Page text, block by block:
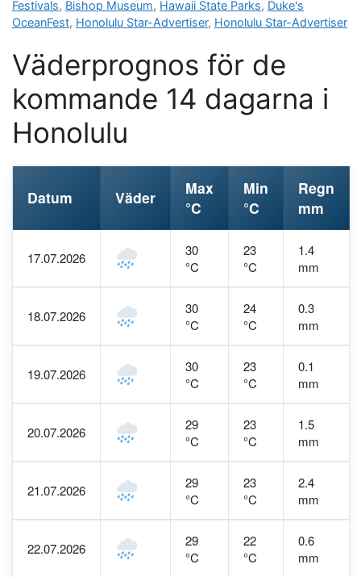
Festivals, Bishop Museum, Hawaii State Parks, Duke's
OceanFest, Honolulu Star-Advertiser, Honolulu Star-Advertiser
Väderprognos för de
kommande 14 dagarna i
Honolulu
Datum Väder
Max
°C
Min
°C
Regn
mm
17.07.2026
30
°C
23
°C
1.4
mm
18.07.2026
30
°C
24
°C
0.3
mm
19.07.2026
30
°C
23
°C
0.1
mm
20.07.2026
29
°C
23
°C
1.5
mm
21.07.2026
29
°C
23
°C
2.4
mm
22.07.2026
29
°C
22
°C
0.6
mm